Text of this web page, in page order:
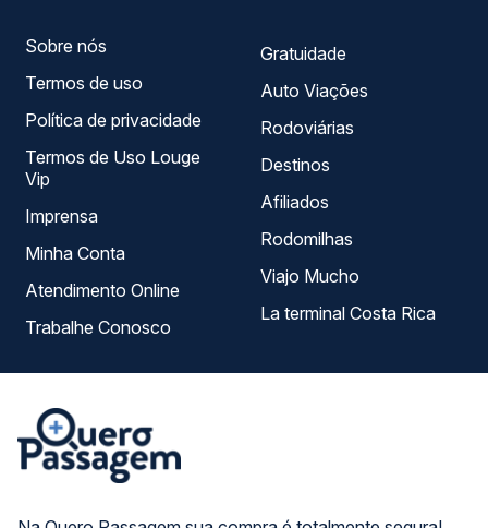
Sobre nós
Termos de uso
Política de privacidade
Termos de Uso Louge
Vip
Imprensa
Minha Conta
Atendimento Online
Trabalhe Conosco
Gratuidade
Auto Viações
Rodoviárias
Destinos
Afiliados
Rodomilhas
Viajo Mucho
La terminal Costa Rica